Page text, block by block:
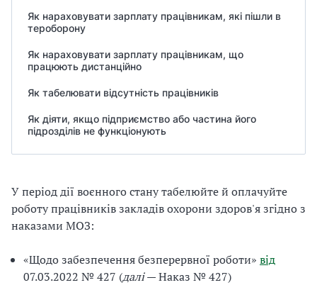
Як нараховувати зарплату працівникам, які пішли в
тероборону
Як нараховувати зарплату працівникам, що
працюють дистанційно
Як табелювати відсутність працівників
Як діяти, якщо підприємство або частина його
підрозділів не функціонують
У період дії воєнного стану табелюйте й оплачуйте
роботу працівників закладів охорони здоров'я згідно з
наказами МОЗ:
«Щодо забезпечення безперервної роботи» від
07.03.2022 № 427 (далі— Наказ № 427)